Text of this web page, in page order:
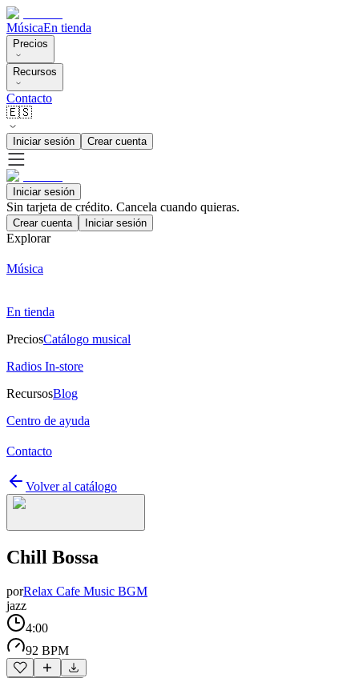
MúsicaEn tienda
Precios
Recursos
Contacto
🇪🇸
Iniciar sesión Crear cuenta
Iniciar sesión
Sin tarjeta de crédito. Cancela cuando quieras.
Crear cuenta Iniciar sesión
Explorar
Música
En tienda
PreciosCatálogo musical
Radios In-store
RecursosBlog
Centro de ayuda
Contacto
Volver al catálogo
Chill Bossa
porRelax Cafe Music BGM
jazz
4:00
92 BPM